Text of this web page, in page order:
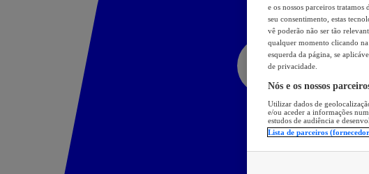
e os nossos parceiros
seu consentimento, estas
vê poderão não ser tão
qualquer momento clicando
esquerda da página, se
de privacidade.
Nós e os nossos
Utilizar dados de
e/ou aceder a informações
estudos de audiência e
Lista de parceiros